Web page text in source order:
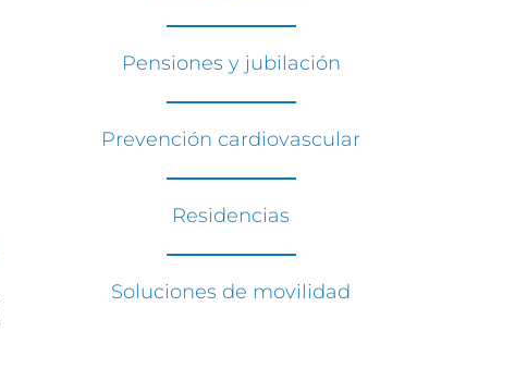
Pensiones y jubilación
Prevención cardiovascular
Residencias
Soluciones de movilidad